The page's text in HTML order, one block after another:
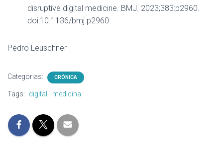
disruptive digital medicine. BMJ. 2023;383:p2960.
doi:10.1136/bmj.p2960
Pedro Leuschner
Categorias: CRÓNICA
Tags: digital medicina